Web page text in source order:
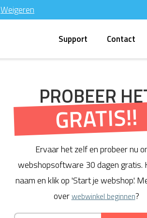
Support Contact
PROBEER
GRATIS!!
Ervaar het zelf en probeer nu
webshopsoftware 30 dagen gratis.
naam en klik op 'Start je webshop'.
overwebwinkel beginnen?
Weigeren